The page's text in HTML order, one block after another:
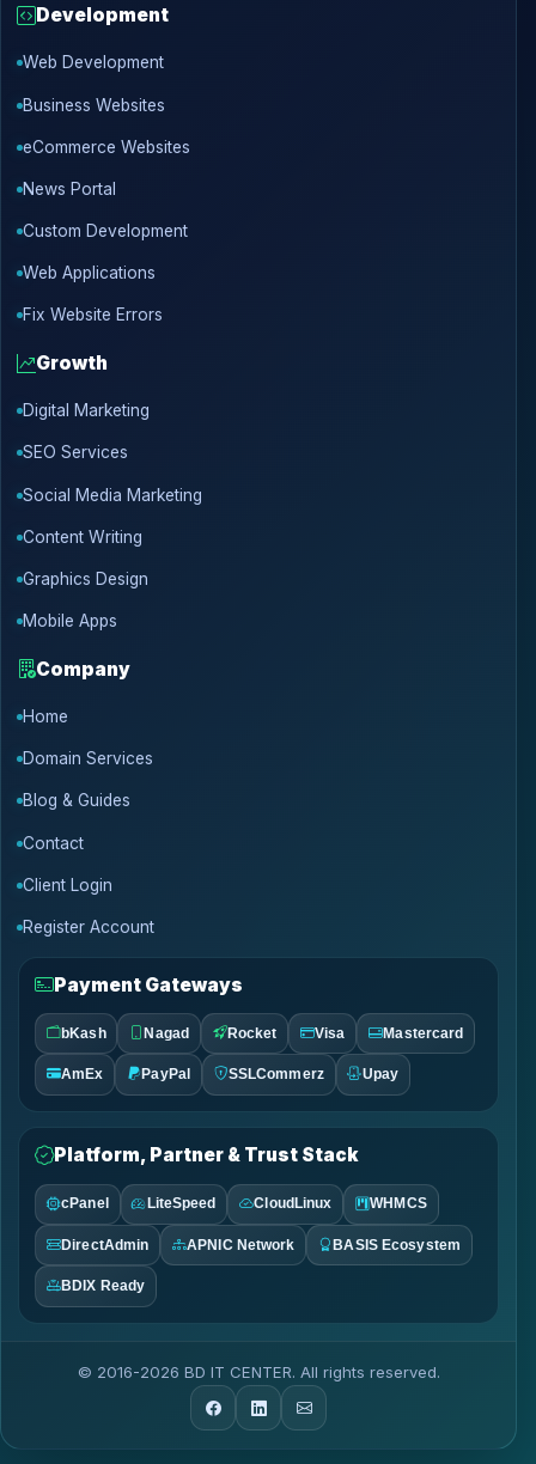
Development
Web Development
Business Websites
eCommerce Websites
News Portal
Custom Development
Web Applications
Fix Website Errors
Growth
Digital Marketing
SEO Services
Social Media Marketing
Content Writing
Graphics Design
Mobile Apps
Company
Home
Domain Services
Blog & Guides
Contact
Client Login
Register Account
Payment Gateways
bKash Nagad Rocket Visa Mastercard
AmEx PayPal SSLCommerz Upay
Platform, Partner & Trust Stack
cPanel LiteSpeed CloudLinux WHMCS
DirectAdmin APNIC Network BASIS Ecosystem
BDIX Ready
© 2016-2026 BD IT CENTER. All rights reserved.